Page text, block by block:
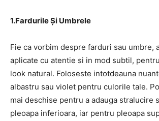
1.Fardurile Și Umbrele
Fie ca vorbim despre farduri sau umbre,
aplicate cu atentie si in mod subtil,
look natural. Foloseste intotdeauna
albastru sau violet pentru culorile tale.
mai deschise pentru a adauga stralucire
pleoapa inferioara, iar pentru pleoapa